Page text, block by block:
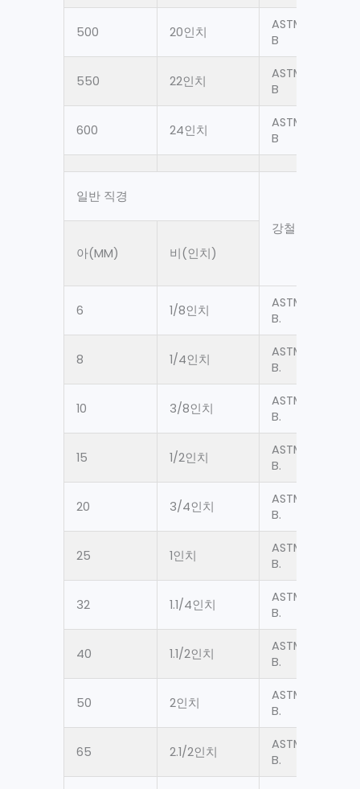
500 20인치
ASTM A106 Gr.
B
550 22인치
ASTM A106 Gr.
B
600 24인치
ASTM A106 Gr.
B
일반 직경
강철 등급
아(MM)
비(인치)
6 1/8인치
ASTM A53 Gr.
B.
8 1/4인치
ASTM A53 Gr.
B.
10 3/8인치
ASTM A53 Gr.
B.
15 1/2인치
ASTM A53 Gr.
B.
20 3/4인치
ASTM A53 Gr.
B.
25 1인치
ASTM A53 Gr.
B.
32 1.1/4인치
ASTM A53 Gr.
B.
40 1.1/2인치
ASTM A53 Gr.
B.
50 2인치
ASTM A53 Gr.
B.
65 2.1/2인치
ASTM A53 Gr.
B.